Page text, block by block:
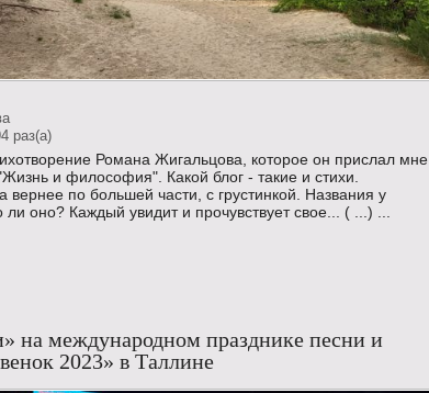
раз(a)
Романа Жигальцова, которое он прислал мне
и философия". Какой блог - такие и стихи.
по большей части, с грустинкой. Названия у
ли оно? Каждый увидит и прочувствует свое... ( ...) ...
на международном празднике песни и
2023» в Таллине